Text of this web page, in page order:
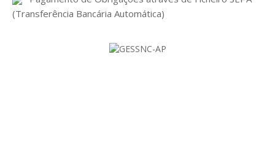
GESSNC-AP
(Transferência Bancária Automática)